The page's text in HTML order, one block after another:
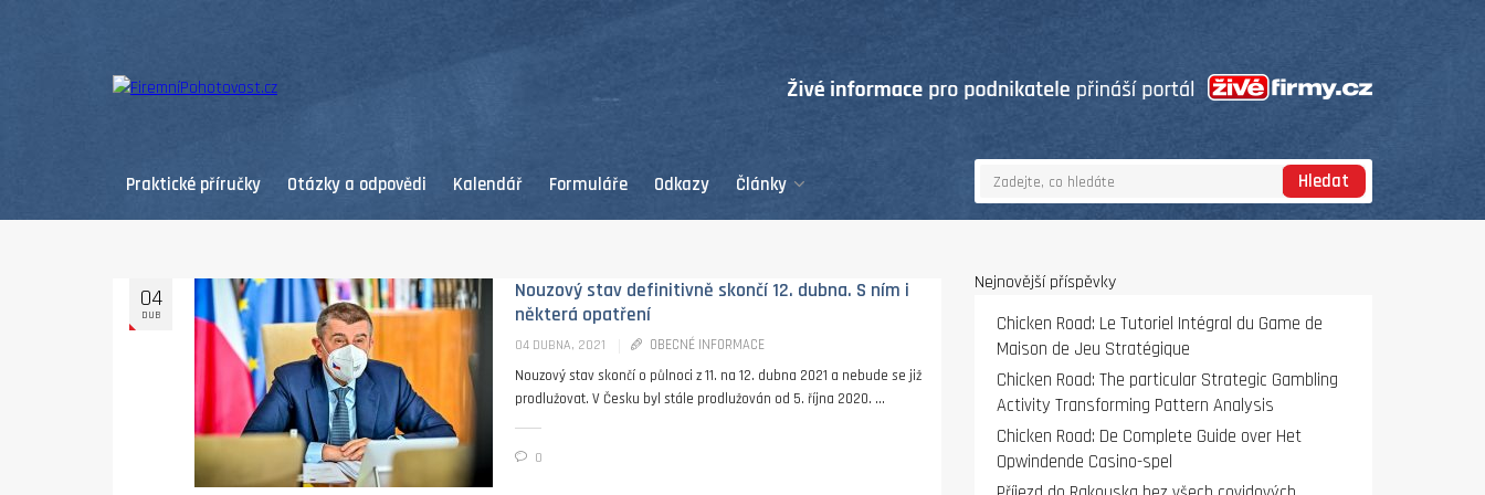
Praktické příručky Otázky a odpovědi Kalendář Formuláře Odkazy Články Hledat
04
DUB
Nouzový stav definitivně skončí 12. dubna. S ním i
některá opatření
04 DUBNA, 2021
OBECNÉ INFORMACE
Nouzový stav skončí o půlnoci z 11. na 12. dubna 2021 a nebude se již
prodlužovat. V Česku byl stále prodlužován od 5. října 2020. ...
0
Nejnovější příspěvky
Chicken Road: Le Tutoriel Intégral du Game de
Maison de Jeu Stratégique
Chicken Road: The particular Strategic Gambling
Activity Transforming Pattern Analysis
Chicken Road: De Complete Guide over Het
Opwindende Casino-spel